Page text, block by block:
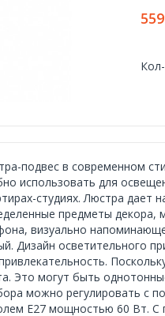
подвес в современном
использовать для
студиях. Люстра дает
предметы декора,
визуально
Дизайн осветительного
Это могут быть
можно регулировать с
Е27 мощностью 60 Вт. С